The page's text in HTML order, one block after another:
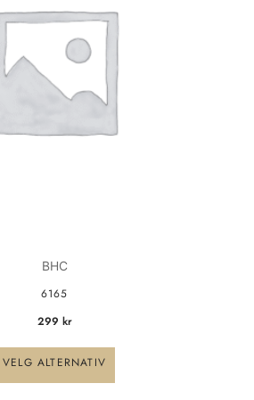
BHC
6165
299 kr
VELG ALTERNATIV
velges